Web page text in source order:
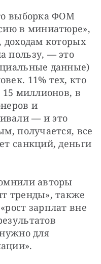
выборка ФОМ
в миниатюре»,
доходам которых
пользу, — это
данные)
11% тех, кто
15 миллионов, в
и
— и это
получается, все
санкций, деньги
авторы
зарплат вне
для